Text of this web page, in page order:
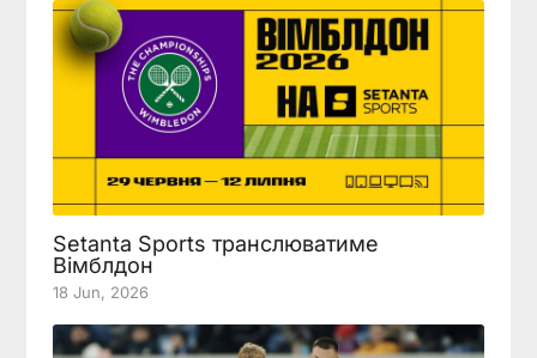
Setanta Sports транслюватиме
Вімблдон
18 Jun, 2026